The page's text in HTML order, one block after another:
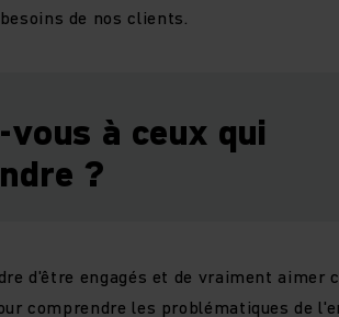
de nos clients.
à ceux qui
?
d'être engagés et de vraiment aimer
comprendre les problématiques de